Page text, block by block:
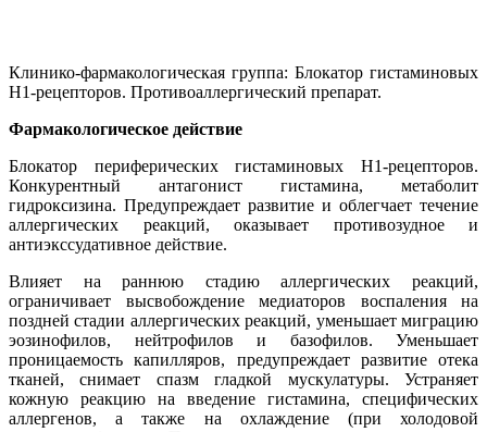
Клинико-фармакологическая группа: Блокатор гистаминовых
Н1-рецепторов. Противоаллергический препарат.
Фармакологическое действие
Блокатор периферических гистаминовых H1-рецепторов.
Конкурентный антагонист гистамина, метаболит
гидроксизина. Предупреждает развитие и облегчает течение
аллергических реакций, оказывает противозудное и
антиэкссудативное действие.
Влияет на раннюю стадию аллергических реакций,
ограничивает высвобождение медиаторов воспаления на
поздней стадии аллергических реакций, уменьшает миграцию
эозинофилов, нейтрофилов и базофилов. Уменьшает
проницаемость капилляров, предупреждает развитие отека
тканей, снимает спазм гладкой мускулатуры. Устраняет
кожную реакцию на введение гистамина, специфических
аллергенов, а также на охлаждение (при холодовой